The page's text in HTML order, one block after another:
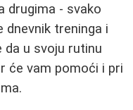
drugima - svako
dnevnik treninga i
da u svoju rutinu
će vam pomoći i pri